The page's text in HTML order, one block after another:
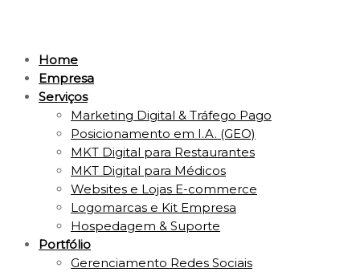
Home
Empresa
Serviços
Marketing Digital & Tráfego Pago
Posicionamento em I.A. (GEO)
MKT Digital para Restaurantes
MKT Digital para Médicos
Websites e Lojas E-commerce
Logomarcas e Kit Empresa
Hospedagem & Suporte
Portfólio
Gerenciamento Redes Sociais